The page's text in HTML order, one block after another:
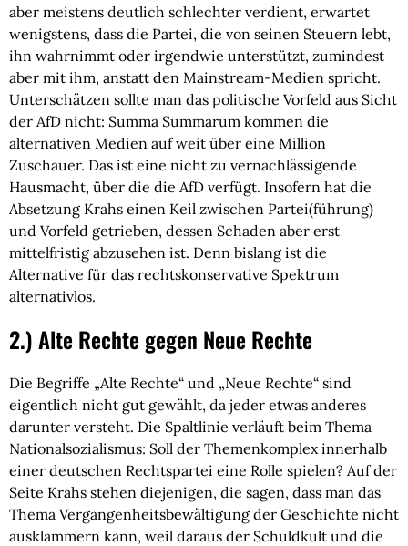
aber meistens deutlich schlechter verdient, erwartet
wenigstens, dass die Partei, die von seinen Steuern lebt,
ihn wahrnimmt oder irgendwie unterstützt, zumindest
aber mit ihm, anstatt den Mainstream-Medien spricht.
Unterschätzen sollte man das politische Vorfeld aus Sicht
der AfD nicht: Summa Summarum kommen die
alternativen Medien auf weit über eine Million
Zuschauer. Das ist eine nicht zu vernachlässigende
Hausmacht, über die die AfD verfügt. Insofern hat die
Absetzung Krahs einen Keil zwischen Partei(führung)
und Vorfeld getrieben, dessen Schaden aber erst
mittelfristig abzusehen ist. Denn bislang ist die
Alternative für das rechtskonservative Spektrum
alternativlos.
2.) Alte Rechte gegen Neue Rechte
Die Begriffe „Alte Rechte“ und „Neue Rechte“ sind
eigentlich nicht gut gewählt, da jeder etwas anderes
darunter versteht. Die Spaltlinie verläuft beim Thema
Nationalsozialismus: Soll der Themenkomplex innerhalb
einer deutschen Rechtspartei eine Rolle spielen? Auf der
Seite Krahs stehen diejenigen, die sagen, dass man das
Thema Vergangenheitsbewältigung der Geschichte nicht
ausklammern kann, weil daraus der Schuldkult und die